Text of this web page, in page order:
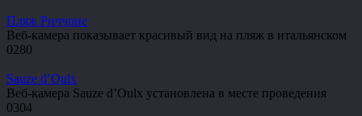
Пляж Риччоне
Веб-камера показывает красивый вид на пляж в итальянском
0280
Sauze d’Oulx
Веб-камера Sauze d’Oulx установлена в месте проведения
0304